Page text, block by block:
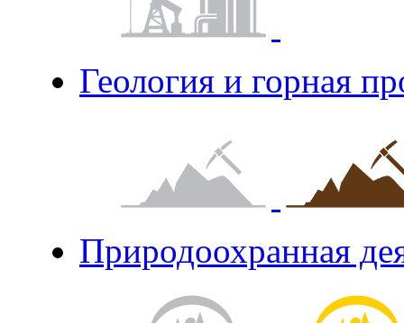
Геология и горная
Природоохранная